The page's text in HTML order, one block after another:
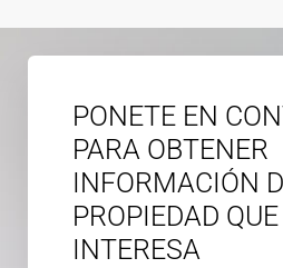
PONETE EN
PARA OBTENER
INFORMACIÓN
PROPIEDAD
INTERESA